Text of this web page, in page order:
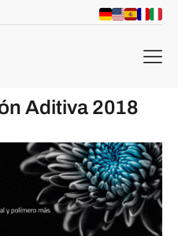
menu
Aditiva 2018